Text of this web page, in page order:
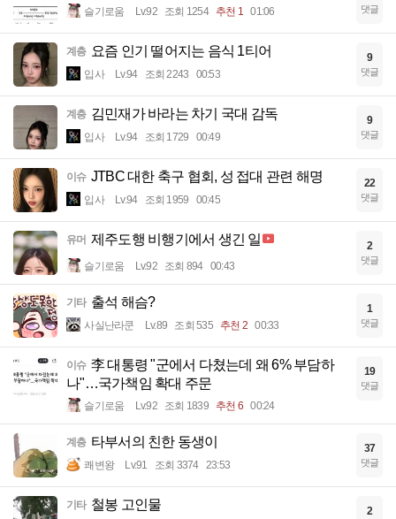
슬기로움 Lv.92 조회 1254 추천 1 01:06 댓글
계층 요즘 인기 떨어지는 음식 1티어
입사 Lv.94 조회 2243 00:53
9
댓글
계층 김민재가 바라는 차기 국대 감독
입사 Lv.94 조회 1729 00:49
9
댓글
이슈 JTBC 대한 축구 협회, 성 접대 관련 해명
입사 Lv.94 조회 1959 00:45
22
댓글
유머 제주도행 비행기에서 생긴 일
슬기로움 Lv.92 조회 894 00:43
2
댓글
기타 출석 해슴?
사실난라쿤 Lv.89 조회 535 추천 2 00:33
1
댓글
이슈 李 대통령 "군에서 다쳤는데 왜 6% 부담하
나"…국가책임 확대 주문
슬기로움 Lv.92 조회 1839 추천 6 00:24
19
댓글
계층 타부서의 친한 동생이
쾌변왕 Lv.91 조회 3374 23:53
37
댓글
기타 철봉 고인물 2